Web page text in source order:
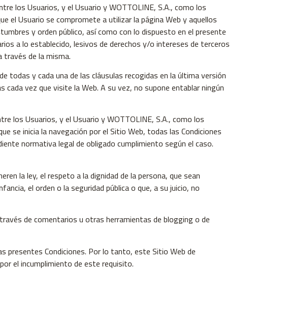
los Usuarios, y el Usuario y WOTTOLINE, S.A., como los
el Usuario se compromete a utilizar la página Web y aquellos
y orden público, así como con lo dispuesto en el presente
a lo establecido, lesivos de derechos y/o intereses de terceros
través de la misma.
todas y cada una de las cláusulas recogidas en la última versión
vez que visite la Web. A su vez, no supone entablar ningún
los Usuarios, y el Usuario y WOTTOLINE, S.A., como los
se inicia la navegación por el Sitio Web, todas las Condiciones
normativa legal de obligado cumplimiento según el caso.
la ley, el respeto a la dignidad de la persona, que sean
el orden o la seguridad pública o que, a su juicio, no
de comentarios u otras herramientas de blogging o de
presentes Condiciones. Por lo tanto, este Sitio Web de
el incumplimiento de este requisito.